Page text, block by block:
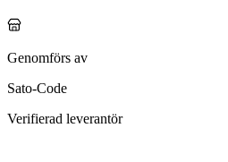
Genomförs av
Sato-Code
Verifierad leverantör